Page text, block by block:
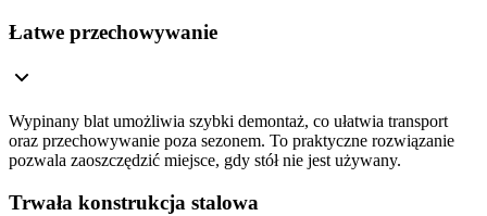
Łatwe przechowywanie
Wypinany blat umożliwia szybki demontaż, co ułatwia transport
oraz przechowywanie poza sezonem. To praktyczne rozwiązanie
pozwala zaoszczędzić miejsce, gdy stół nie jest używany.
Trwała konstrukcja stalowa